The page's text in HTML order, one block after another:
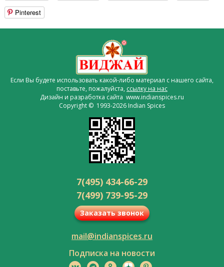
Pinterest
Если Вы будете использовать какой-либо материал с нашего сайта,
поставьте, пожалуйста, ссылку на нас
Дизайн и разработка сайта www.indianspices.ru
Copyright © 1993-2026 Indian Spices
7(495) 434-66-29
7(499) 739-95-29
Заказать звонок
mail@indianspices.ru
Подписка на новости